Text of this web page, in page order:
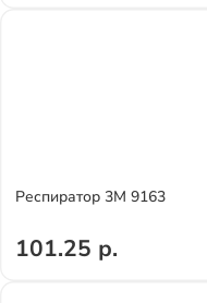
Респиратор 3М 9163
101.25 р.